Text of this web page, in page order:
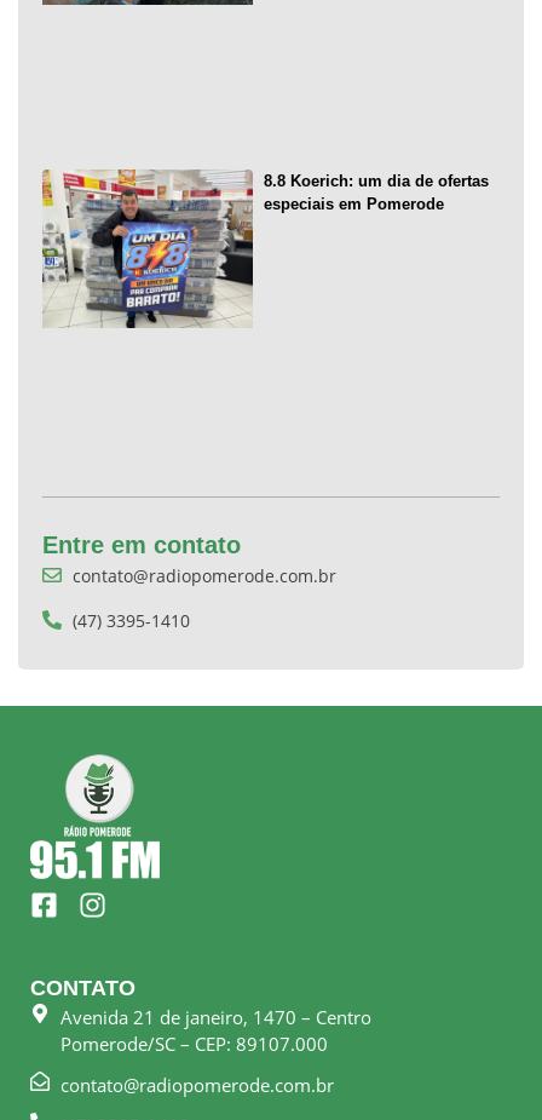
8.8 Koerich: um dia de ofertas
especiais em Pomerode
Entre em contato
contato@radiopomerode.com.br
(47) 3395-1410
F
a
e
b
o
k
I
n
t
a
g
r
a
CONTATO
Avenida 21 de janeiro, 1470 – Centro
Pomerode/SC – CEP: 89107.000
contato@radiopomerode.com.br